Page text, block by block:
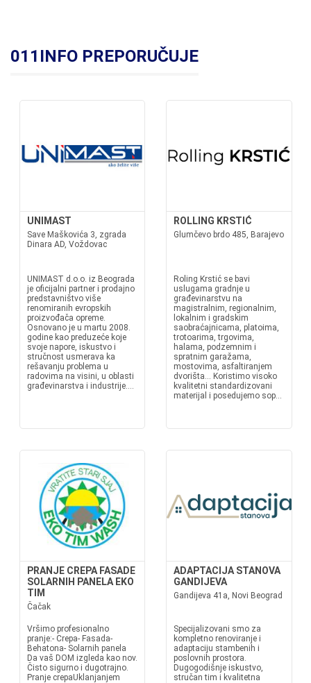
011INFO PREPORUČUJE
UNIMAST
Save Maškovića 3, zgrada
Dinara AD, Voždovac
UNIMAST d.o.o. iz Beograda
je oficijalni partner i prodajno
predstavništvo više
renomiranih evropskih
proizvođača opreme.
Osnovano je u martu 2008.
godine kao preduzeće koje
svoje napore, iskustvo i
stručnost usmerava ka
rešavanju problema u
radovima na visini, u oblasti
građevinarstva i industrije....
ROLLING KRSTIĆ
Glumčevo brdo 485, Barajevo
Roling Krstić se bavi
uslugama gradnje u
građevinarstvu na
magistralnim, regionalnim,
lokalnim i gradskim
saobraćajnicama, platoima,
trotoarima, trgovima,
halama, podzemnim i
spratnim garažama,
mostovima, asfaltiranjem
dvorišta… Koristimo visoko
kvalitetni standardizovani
materijal i posedujemo sop...
PRANJE CREPA FASADE
SOLARNIH PANELA EKO
TIM
Čačak
Vršimo profesionalno
pranje:- Crepa- Fasada-
Behatona- Solarnih panela
Da vaš DOM izgleda kao nov.
Čisto sigurno i dugotrajno.
Pranje crepaUklanjanjem
ADAPTACIJA STANOVA
GANDIJEVA
Gandijeva 41a, Novi Beograd
Specijalizovani smo za
kompletno renoviranje i
adaptaciju stambenih i
poslovnih prostora.
Dugogodišnje iskustvo,
stručan tim i kvalitetna